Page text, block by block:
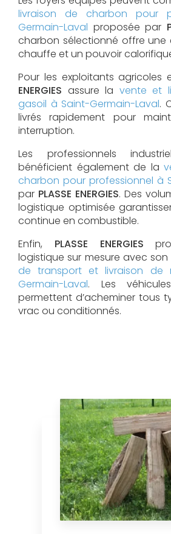
livraison de charbon pour
Germain-Laval proposée par
charbon sélectionné offre une
chauffe et un pouvoir
Pour les exploitants agricoles
ENERGIES assure la vente et
gasoil à Saint-Germain-Laval.
livrés rapidement pour
interruption.
Les professionnels
bénéficient également de la
charbon pour professionnel à
par PLASSE ENERGIES. Des
logistique optimisée
continue en combustible.
Enfin, PLASSE ENERGIES
logistique sur mesure avec son
de transport et livraison de
Germain-Laval. Les
permettent d’acheminer tous
vrac ou conditionnés.